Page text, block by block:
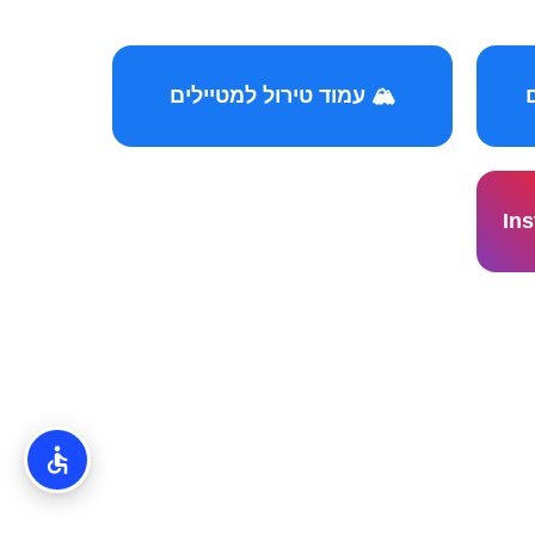
🏔️ עמוד טירול למטיילים